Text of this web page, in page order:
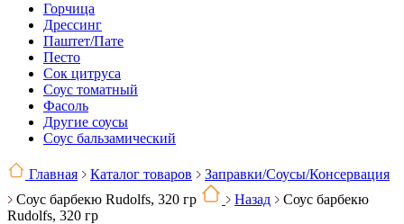
Горчица
Дрессинг
Паштет/Пате
Песто
Сок цитруса
Соус томатный
Фасоль
Другие соусы
Соус бальзамический
Главная Каталог товаров
Заправки/Соусы/Консервация
Соус барбекю Rudolfs, 320 гр
Назад
Соус барбекю
Rudolfs, 320 гр